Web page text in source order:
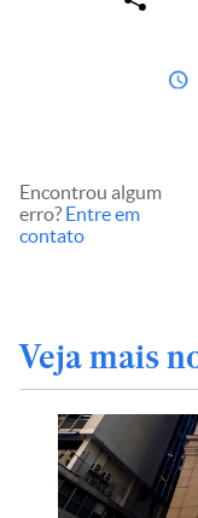
Encontrou algum
erro? Entre em
contato
Veja mais